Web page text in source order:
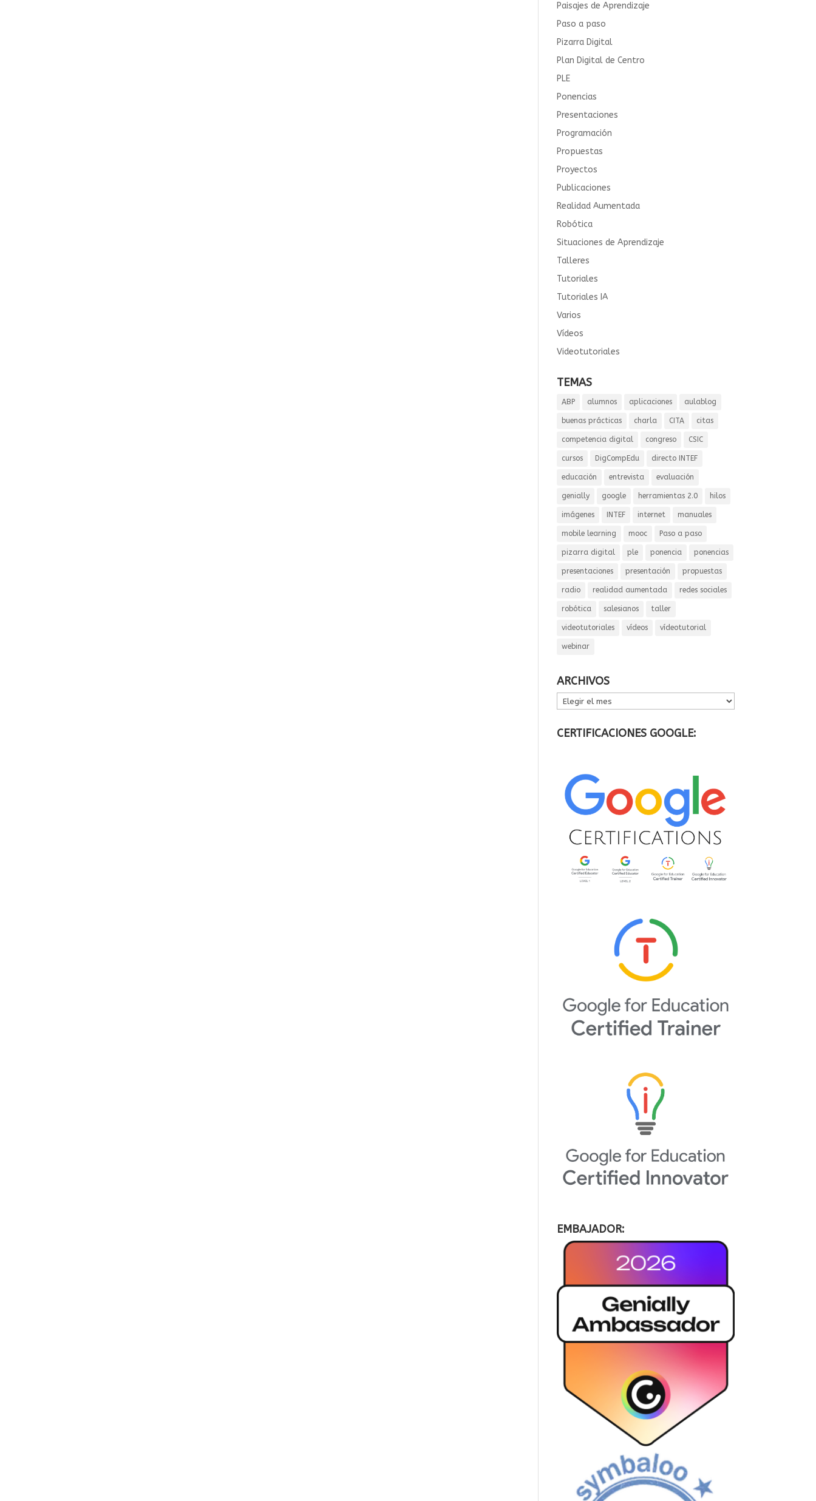
Paisajes de Aprendizaje
Paso a paso
Pizarra Digital
Plan Digital de Centro
PLE
Ponencias
Presentaciones
Programación
Propuestas
Proyectos
Publicaciones
Realidad Aumentada
Robótica
Situaciones de Aprendizaje
Talleres
Tutoriales
Tutoriales IA
Varios
Vídeos
Videotutoriales
TEMAS
ABP alumnos aplicaciones aulablog
buenas prácticas charla CITA citas
competencia digital congreso CSIC
cursos DigCompEdu directo INTEF
educación entrevista evaluación
genially google herramientas 2.0 hilos
imágenes INTEF internet manuales
mobile learning mooc Paso a paso
pizarra digital ple ponencia ponencias
presentaciones presentación propuestas
radio realidad aumentada redes sociales
robótica salesianos taller
videotutoriales vídeos vídeotutorial
webinar
ARCHIVOS
ARCHIVOS
CERTIFICACIONES GOOGLE:
EMBAJADOR: